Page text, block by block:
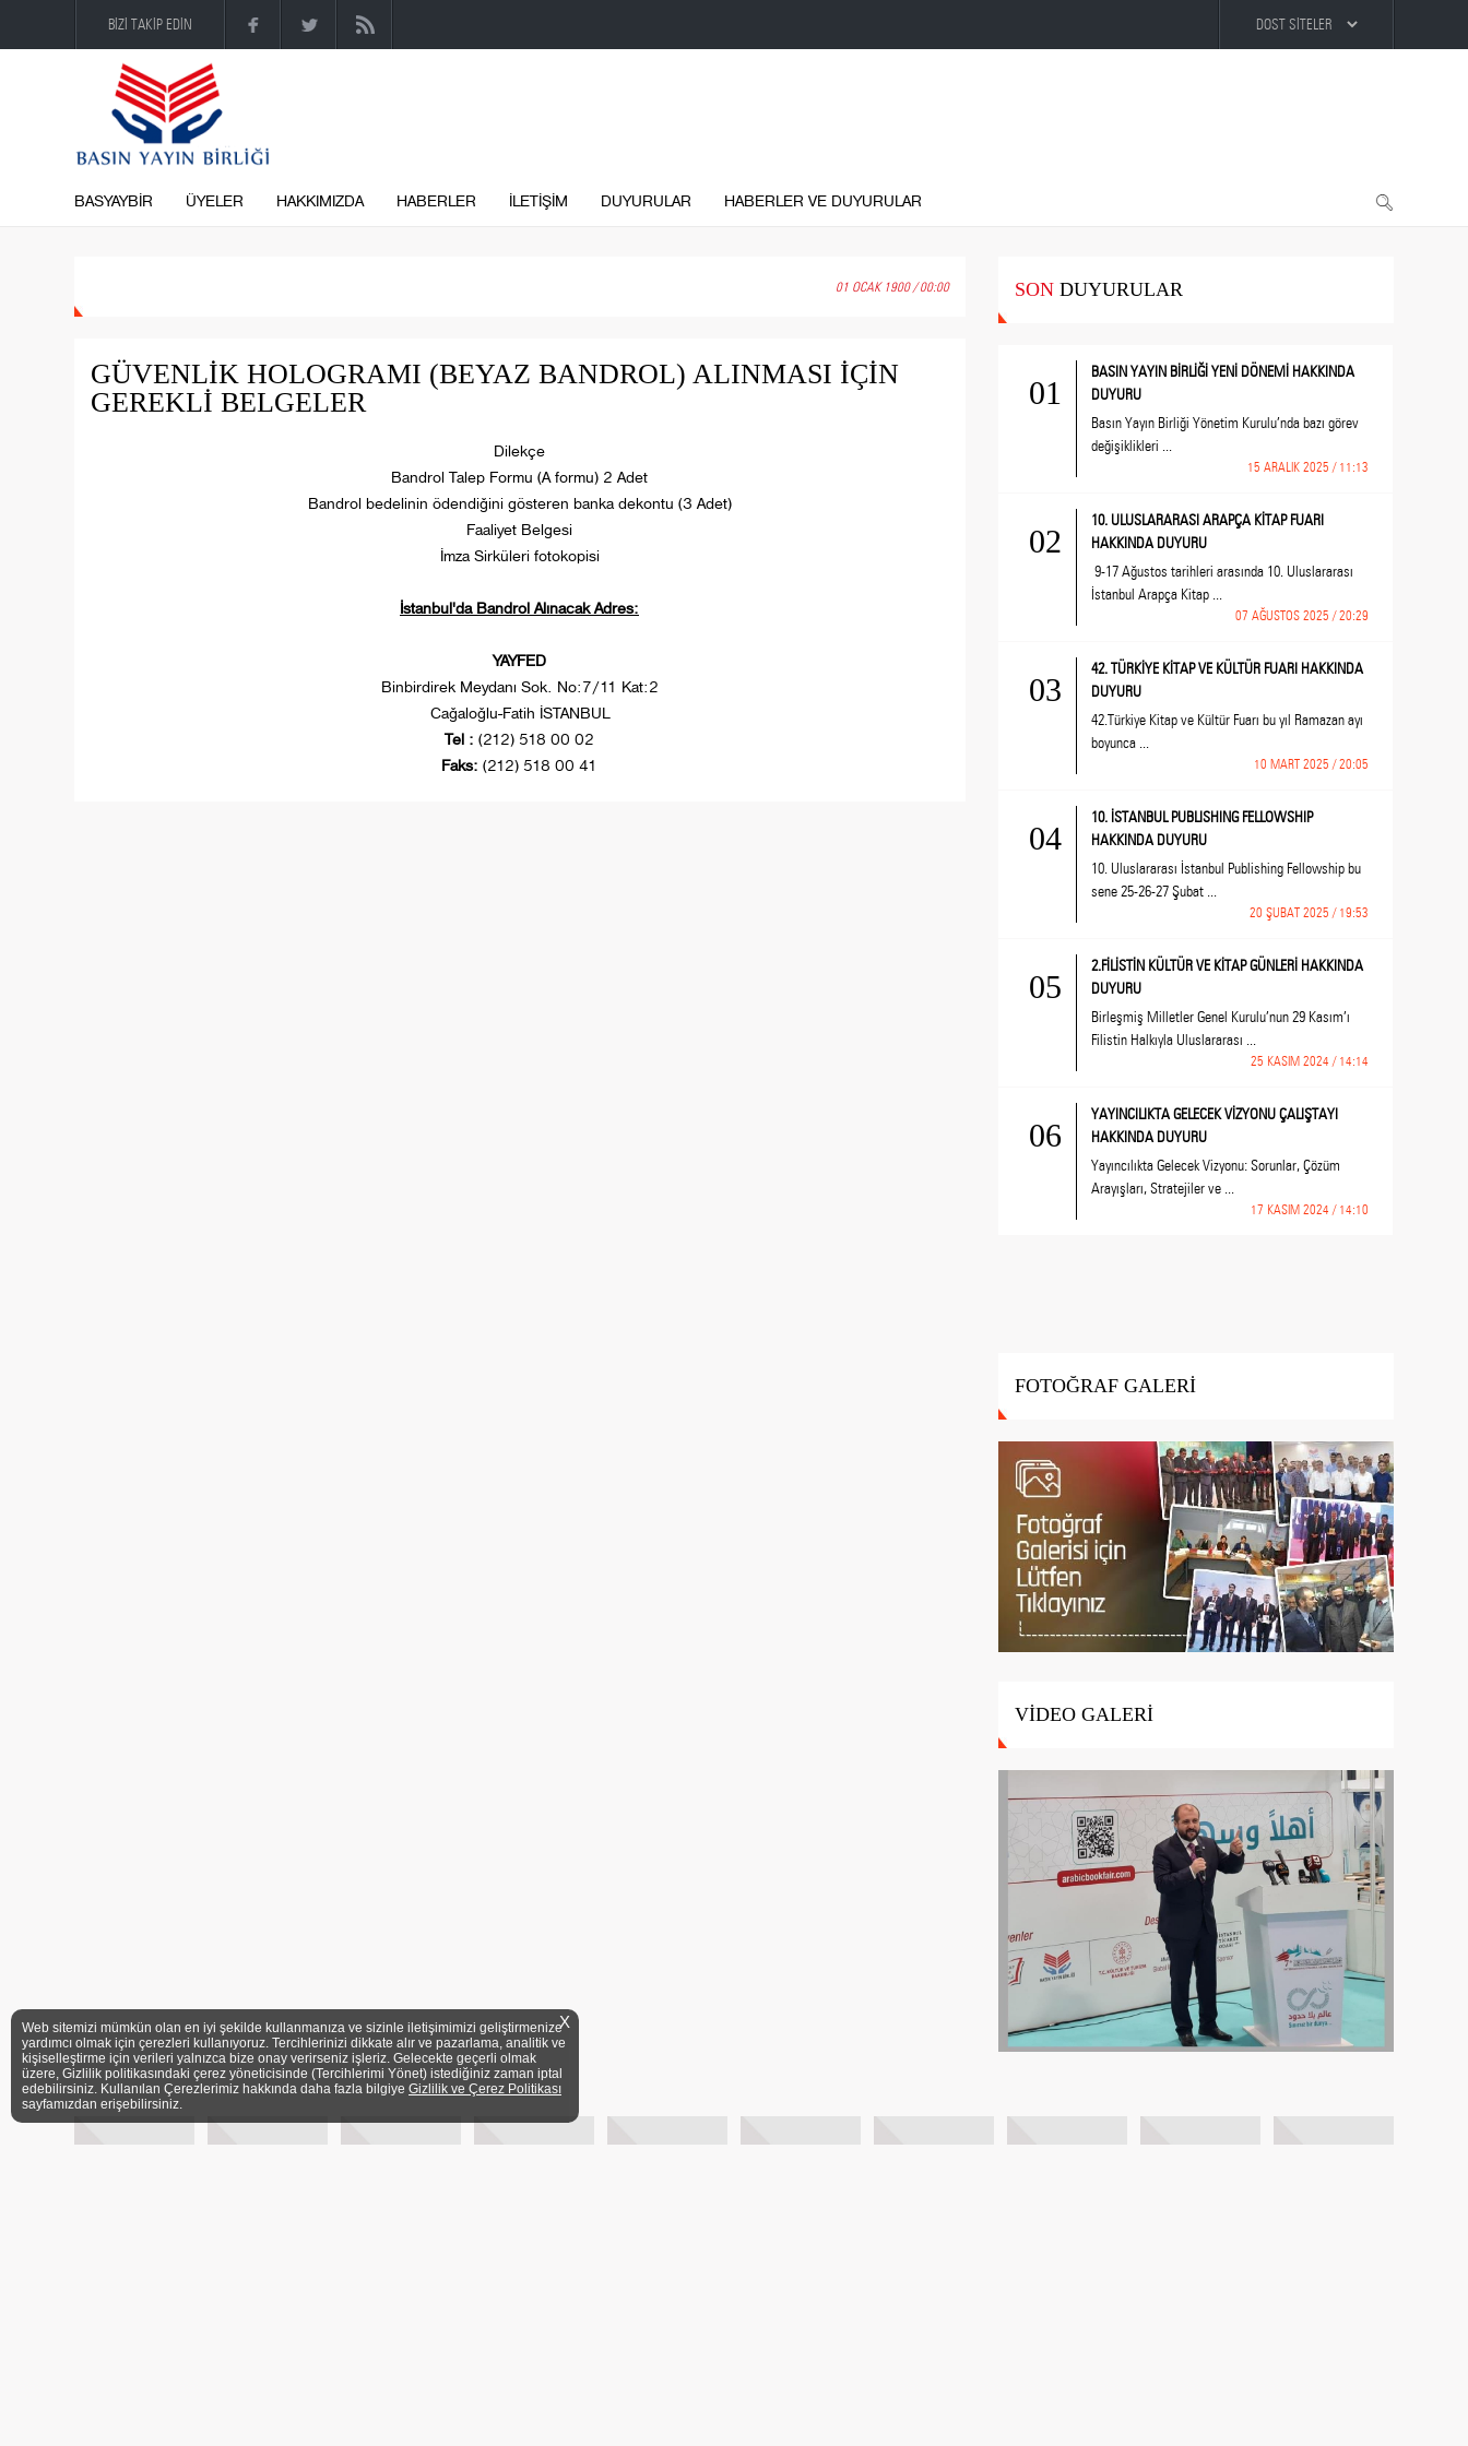
BİZİ TAKİP EDİN
BASYAYBİR ÜYELER HAKKIMIZDA HABERLER İLETİŞİM DUYURULAR HABERLER VE DUYURULAR
01 OCAK 1900 / 00:00
GÜVENLİK HOLOGRAMI (BEYAZ BANDROL) ALINMASI İÇİN
GEREKLİ BELGELER
Dilekçe
Bandrol Talep Formu (A formu) 2 Adet
Bandrol bedelinin ödendiğini gösteren banka dekontu (3 Adet)
Faaliyet Belgesi
İmza Sirküleri fotokopisi
İstanbul'da Bandrol Alınacak Adres:
YAYFED
Binbirdirek Meydanı Sok. No:7/11 Kat:2
Cağaloğlu-Fatih İSTANBUL
Tel : (212) 518 00 02
Faks: (212) 518 00 41
SONDUYURULAR
01
BASIN YAYIN BİRLİĞİ YENİ DÖNEMİ HAKKINDA
DUYURU
Basın Yayın Birliği Yönetim Kurulu’nda bazı görev
değişiklikleri ...
15 ARALIK 2025 / 11:13
02
10. ULUSLARARASI ARAPÇA KİTAP FUARI
HAKKINDA DUYURU
9-17 Ağustos tarihleri arasında 10. Uluslararası
İstanbul Arapça Kitap ...
07 AĞUSTOS 2025 / 20:29
03
42. TÜRKİYE KİTAP VE KÜLTÜR FUARI HAKKINDA
DUYURU
42.Türkiye Kitap ve Kültür Fuarı bu yıl Ramazan ayı
boyunca ...
10 MART 2025 / 20:05
04
10. İSTANBUL PUBLISHING FELLOWSHIP
HAKKINDA DUYURU
10. Uluslararası İstanbul Publishing Fellowship bu
sene 25-26-27 Şubat ...
20 ŞUBAT 2025 / 19:53
05
2.FİLİSTİN KÜLTÜR VE KİTAP GÜNLERİ HAKKINDA
DUYURU
Birleşmiş Milletler Genel Kurulu’nun 29 Kasım’ı
Filistin Halkıyla Uluslararası ...
25 KASIM 2024 / 14:14
06
YAYINCILIKTA GELECEK VİZYONU ÇALIŞTAYI
HAKKINDA DUYURU
Yayıncılıkta Gelecek Vizyonu: Sorunlar, Çözüm
Arayışları, Stratejiler ve ...
17 KASIM 2024 / 14:10
FOTOĞRAF GALERİ
VİDEO GALERİ
Web sitemizi mümkün olan en iyi şekilde kullanmanıza ve sizinle iletişimimizi geliştirmenize
yardımcı olmak için çerezleri kullanıyoruz. Tercihlerinizi dikkate alır ve pazarlama, analitik ve
kişiselleştirme için verileri yalnızca bize onay verirseniz işleriz. Gelecekte geçerli olmak
üzere, Gizlilik politikasındaki çerez yöneticisinde (Tercihlerimi Yönet) istediğiniz zaman iptal
edebilirsiniz. Kullanılan Çerezlerimiz hakkında daha fazla bilgiye Gizlilik ve Çerez Politikası
sayfamızdan erişebilirsiniz.
X